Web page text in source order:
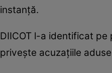
instanță.
DIICOT l-a identificat
privește acuzațiile